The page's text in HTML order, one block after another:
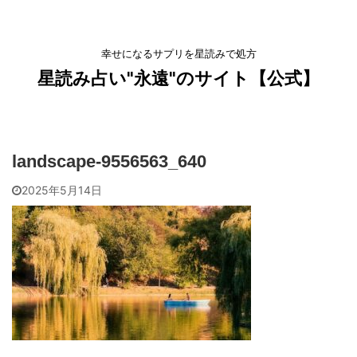
幸せになるサプリを星読みで処方
星読み占い"永遠"のサイト【公式】
landscape-9556563_640
2025年5月14日